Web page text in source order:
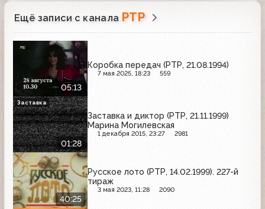
Ещё записи с канала РТР
05:13
Коробка передач (РТР, 21.08.1994)
7 мая 2025, 18:23 559
01:28
Заставка и диктор (РТР, 21.11.1999)
Марина Могилевская
1 декабря 2015, 23:27 2981
Заставка
40:25
Русское лото (РТР, 14.02.1999). 227-й
тираж
3 мая 2023, 11:28 2090